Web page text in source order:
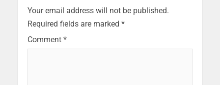
Your email address will not be published.
Required fields are marked *
Comment *